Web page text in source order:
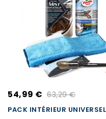
54,99 € 63,29 €
PACK INTÉRIEUR UNIVERSEL